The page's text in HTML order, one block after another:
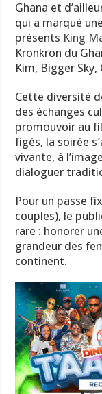
Ghana et
qui a marqué
présents King
Kronkron du
Kim, Bigger Sky,
Cette diversité
des échanges
promouvoir au
figés, la soirée
vivante, à
dialoguer
Pour un passe
couples), le
rare : honorer
grandeur des
continent.